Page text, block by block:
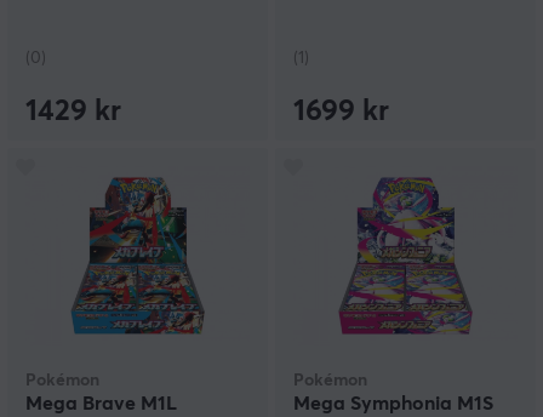
(0)
1429 kr
(1)
1699 kr
Pokémon
Mega Brave M1L
Pokémon
Mega Symphonia M1S